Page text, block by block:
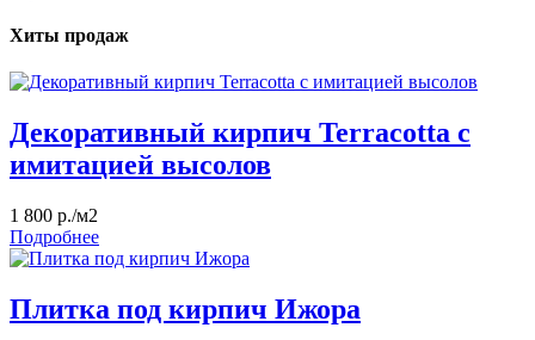
Хиты продаж
Декоративный кирпич Terracotta с
имитацией высолов
1 800 р./м2
Подробнее
Плитка под кирпич Ижора